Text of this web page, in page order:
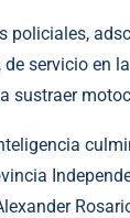
policiales,
de servicio en
sustraer